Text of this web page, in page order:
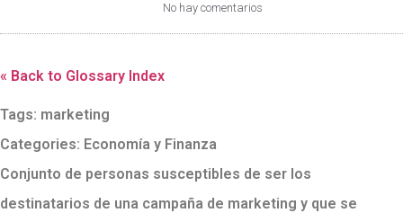
No hay comentarios
« Back to Glossary Index
Tags: marketing
Categories: Economía y Finanza
Conjunto de personas susceptibles de ser los
destinatarios de una campaña de marketing y que se